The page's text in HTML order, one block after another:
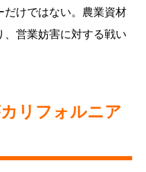
だけではない。農業資材
営業妨害に対する戦い
リフォルニア